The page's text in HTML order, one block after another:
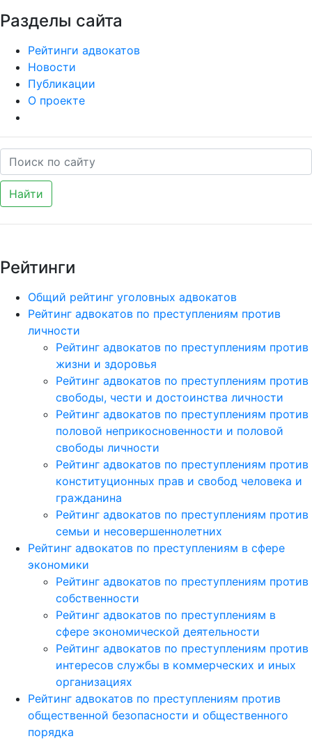
Разделы сайта
Рейтинги адвокатов
Новости
Публикации
О проекте
Найти
Рейтинги
Общий рейтинг уголовных адвокатов
Рейтинг адвокатов по преступлениям против
личности
Рейтинг адвокатов по преступлениям против
жизни и здоровья
Рейтинг адвокатов по преступлениям против
свободы, чести и достоинства личности
Рейтинг адвокатов по преступлениям против
половой неприкосновенности и половой
свободы личности
Рейтинг адвокатов по преступлениям против
конституционных прав и свобод человека и
гражданина
Рейтинг адвокатов по преступлениям против
семьи и несовершеннолетних
Рейтинг адвокатов по преступлениям в сфере
экономики
Рейтинг адвокатов по преступлениям против
собственности
Рейтинг адвокатов по преступлениям в
сфере экономической деятельности
Рейтинг адвокатов по преступлениям против
интересов службы в коммерческих и иных
организациях
Рейтинг адвокатов по преступлениям против
общественной безопасности и общественного
порядка